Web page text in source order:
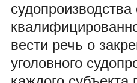
вести речь о
уголовного